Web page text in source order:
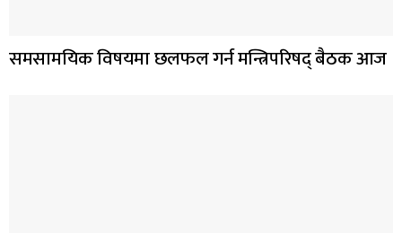
समसामयिक विषयमा छलफल गर्न मन्त्रिपरिषद् बैठक आज